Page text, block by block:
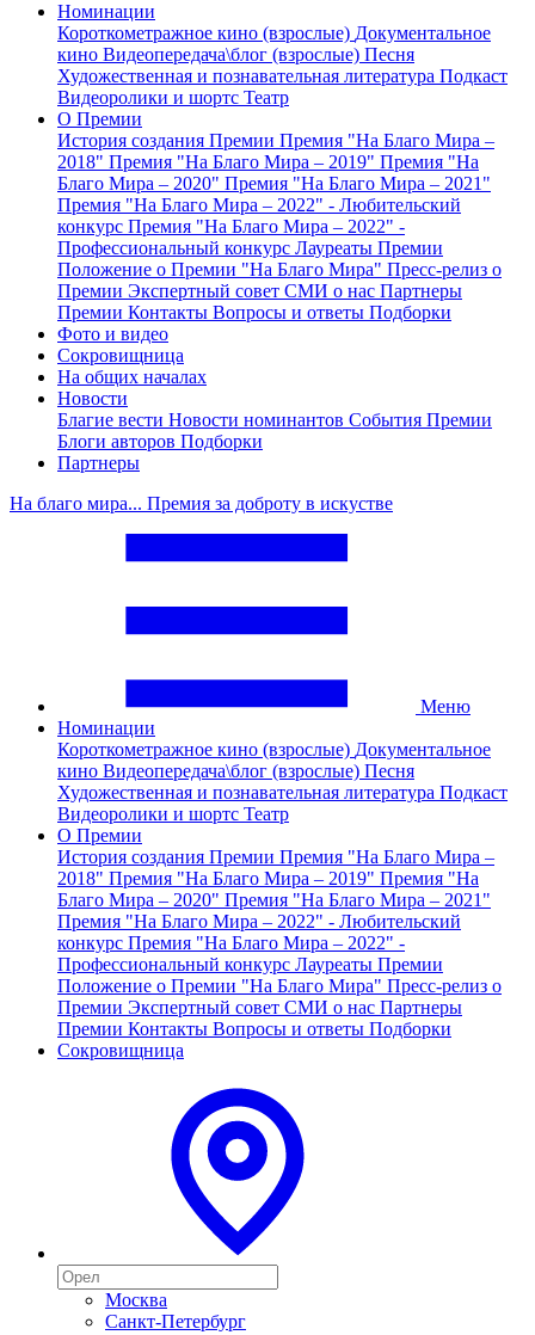
Номинации
Короткометражное кино (взрослые) Документальное
кино Видеопередача\блог (взрослые) Песня
Художественная и познавательная литература Подкаст
Видеоролики и шортс Театр
О Премии
История создания Премии Премия "На Благо Мира –
2018" Премия "На Благо Мира – 2019" Премия "На
Благо Мира – 2020" Премия "На Благо Мира – 2021"
Премия "На Благо Мира – 2022" - Любительский
конкурс Премия "На Благо Мира – 2022" -
Профессиональный конкурс Лауреаты Премии
Положение о Премии "На Благо Мира" Пресс-релиз о
Премии Экспертный совет СМИ о нас Партнеры
Премии Контакты Вопросы и ответы Подборки
Фото и видео
Сокровищница
На общих началах
Новости
Благие вести Новости номинантов События Премии
Блоги авторов Подборки
Партнеры
На благо мира... Премия за доброту в искустве
Меню
Номинации
Короткометражное кино (взрослые) Документальное
кино Видеопередача\блог (взрослые) Песня
Художественная и познавательная литература Подкаст
Видеоролики и шортс Театр
О Премии
История создания Премии Премия "На Благо Мира –
2018" Премия "На Благо Мира – 2019" Премия "На
Благо Мира – 2020" Премия "На Благо Мира – 2021"
Премия "На Благо Мира – 2022" - Любительский
конкурс Премия "На Благо Мира – 2022" -
Профессиональный конкурс Лауреаты Премии
Положение о Премии "На Благо Мира" Пресс-релиз о
Премии Экспертный совет СМИ о нас Партнеры
Премии Контакты Вопросы и ответы Подборки
Сокровищница
Москва
Санкт-Петербург